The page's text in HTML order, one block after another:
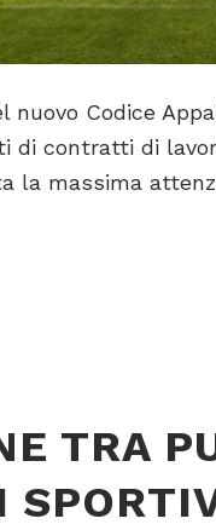
nuovo Codice
di contratti di
la massima
TRA